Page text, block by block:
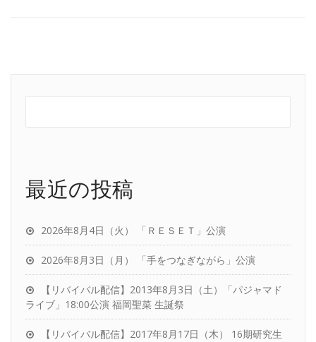
最近の投稿
2026年8月4日（火） 「ＲＥＳＥＴ」公演
2026年8月3日（月） 「手をつなぎながら」公演
【リバイバル配信】2013年8月3日（土）「パジャマド
ライブ」18:00公演 福岡聖菜 生誕祭
【リバイバル配信】2017年8月17日（木） 16期研究生